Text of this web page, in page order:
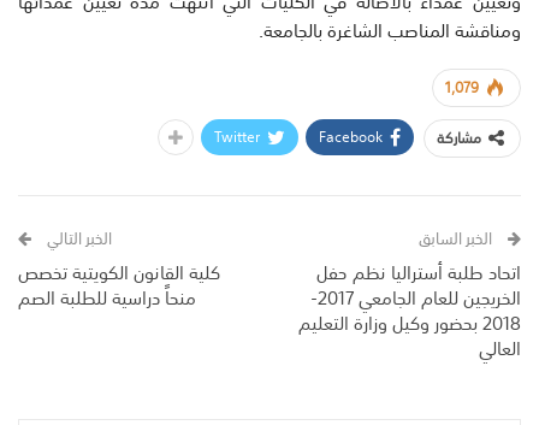
ومناقشة المناصب الشاغرة بالجامعة.
1,079
مشاركة
Facebook
Twitter
الخبر السابق
اتحاد طلبة أستراليا نظم حفل
الخريجين للعام الجامعي 2017-
2018 بحضور وكيل وزارة التعليم
العالي
الخبر التالي
كلية القانون الكويتية تخصص
منحاً دراسية للطلبة الصم